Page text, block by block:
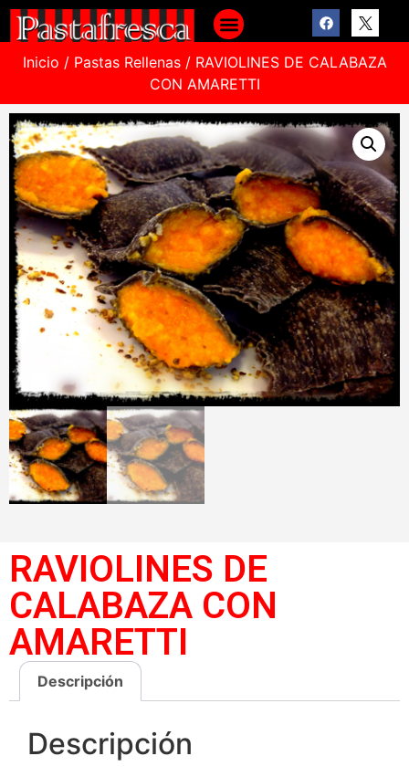
Inicio / Pastas Rellenas/ RAVIOLINES DE CALABAZA
CON AMARETTI
RAVIOLINES DE
CALABAZA CON
AMARETTI
Descripción
Descripción